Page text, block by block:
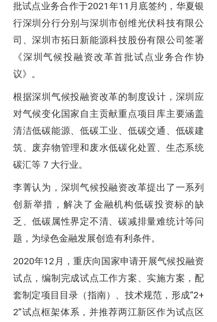
批试点业务合作于2021年11月底签约，华夏银
行深圳分行分别与深圳市创维光伏科技有限公
司、深圳市拓日新能源科技股份有限公司签署
《深圳气候投融资改革首批试点业务合作协
议》。
根据深圳气候投融资改革的制度设计，深圳应
对气候变化国家自主贡献重点项目库主要涵盖
清洁低碳能源、低碳工业、低碳交通、低碳建
筑、废弃物管理和废水低碳化处置、生态系统
碳汇等 7 大行业。
李菁认为，深圳气候投融资改革提出了一系列
创新举措，解决了金融机构低碳投资标的缺
乏、低碳属性界定不清、碳减排量难统计等问
题，为绿色金融发展创造有利条件。
2020年12月，重庆向国家申请开展气候投融资
试点，编制完成试点工作方案、实施方案，配
套制定项目目录（指南）、技术规范，形成“2+
2”试点框架体系，并推荐两江新区作为试点区